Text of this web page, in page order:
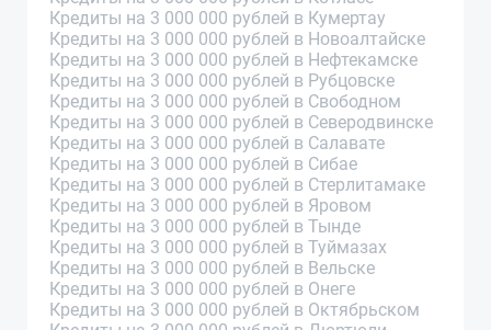
Кредиты на 3 000 000 рублей в Кумертау
Кредиты на 3 000 000 рублей в Новоалтайске
Кредиты на 3 000 000 рублей в Нефтекамске
Кредиты на 3 000 000 рублей в Рубцовске
Кредиты на 3 000 000 рублей в Свободном
Кредиты на 3 000 000 рублей в Северодвинске
Кредиты на 3 000 000 рублей в Салавате
Кредиты на 3 000 000 рублей в Сибае
Кредиты на 3 000 000 рублей в Стерлитамаке
Кредиты на 3 000 000 рублей в Яровом
Кредиты на 3 000 000 рублей в Тынде
Кредиты на 3 000 000 рублей в Туймазах
Кредиты на 3 000 000 рублей в Вельске
Кредиты на 3 000 000 рублей в Онеге
Кредиты на 3 000 000 рублей в Октябрьском